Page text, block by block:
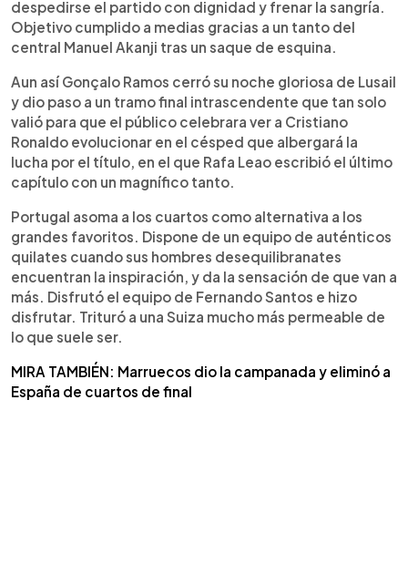
despedirse el partido con dignidad y frenar la sangría.
Objetivo cumplido a medias gracias a un tanto del
central Manuel Akanji tras un saque de esquina.
Aun así Gonçalo Ramos cerró su noche gloriosa de Lusail
y dio paso a un tramo final intrascendente que tan solo
valió para que el público celebrara ver a Cristiano
Ronaldo evolucionar en el césped que albergará la
lucha por el título, en el que Rafa Leao escribió el último
capítulo con un magnífico tanto.
Portugal asoma a los cuartos como alternativa a los
grandes favoritos. Dispone de un equipo de auténticos
quilates cuando sus hombres desequilibranates
encuentran la inspiración, y da la sensación de que van a
más. Disfrutó el equipo de Fernando Santos e hizo
disfrutar. Trituró a una Suiza mucho más permeable de
lo que suele ser.
MIRA TAMBIÉN: Marruecos dio la campanada y eliminó a
España de cuartos de final